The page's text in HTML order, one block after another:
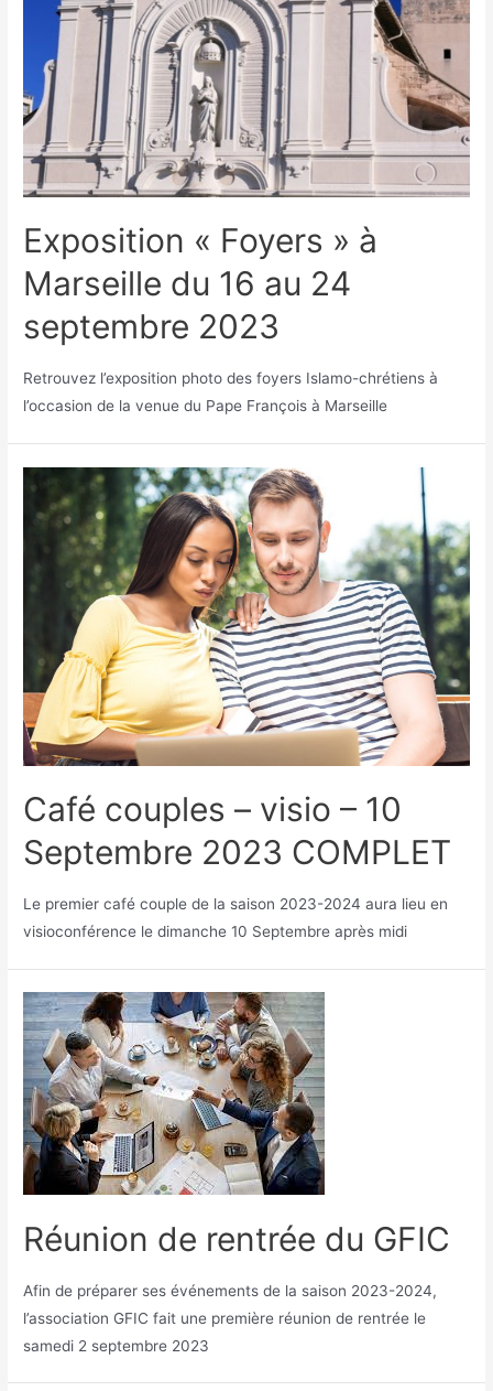
Exposition « Foyers » à
Marseille du 16 au 24
septembre 2023
Retrouvez l’exposition photo des foyers Islamo-chrétiens à
l’occasion de la venue du Pape François à Marseille
Café couples – visio – 10
Septembre 2023 COMPLET
Le premier café couple de la saison 2023-2024 aura lieu en
visioconférence le dimanche 10 Septembre après midi
Réunion de rentrée du GFIC
Afin de préparer ses événements de la saison 2023-2024,
l’association GFIC fait une première réunion de rentrée le
samedi 2 septembre 2023